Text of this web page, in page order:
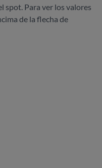
spot. Para ver los valores
de la flecha de